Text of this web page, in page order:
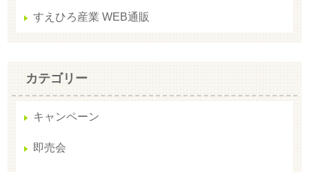
すえひろ産業 WEB通販
カテゴリー
キャンペーン
即売会